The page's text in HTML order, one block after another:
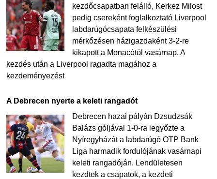
kezdőcsapatban felálló, Kerkez Milost
pedig csereként foglalkoztató Liverpool
labdarúgócsapata felkészülési
mérkőzésen házigazdaként 3-2-re
kikapott a Monacótól vasárnap. A
kezdés után a Liverpool ragadta magához a
kezdeményezést
A Debrecen nyerte a keleti rangadót
Debrecen hazai pályán Dzsudzsák
Balázs góljával 1-0-ra legyőzte a
Nyíregyházát a labdarúgó OTP Bank
Liga harmadik fordulójának vasárnapi
keleti rangadóján. Lendületesen
kezdtek a csapatok, a kezdeti